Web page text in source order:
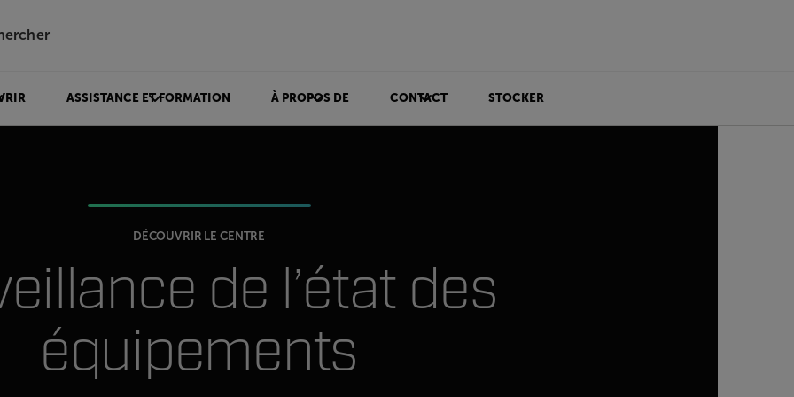
ASSISTANCE ET FORMATION À PROPOS DE CONTACT STOCKER
DÉCOUVRIR LE CENTRE
de l’état des
équipements